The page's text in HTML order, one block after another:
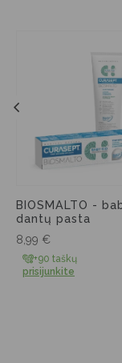
BIOSMALTO -
dantų pasta
8,99 €
+90 taškų
prisijunkite